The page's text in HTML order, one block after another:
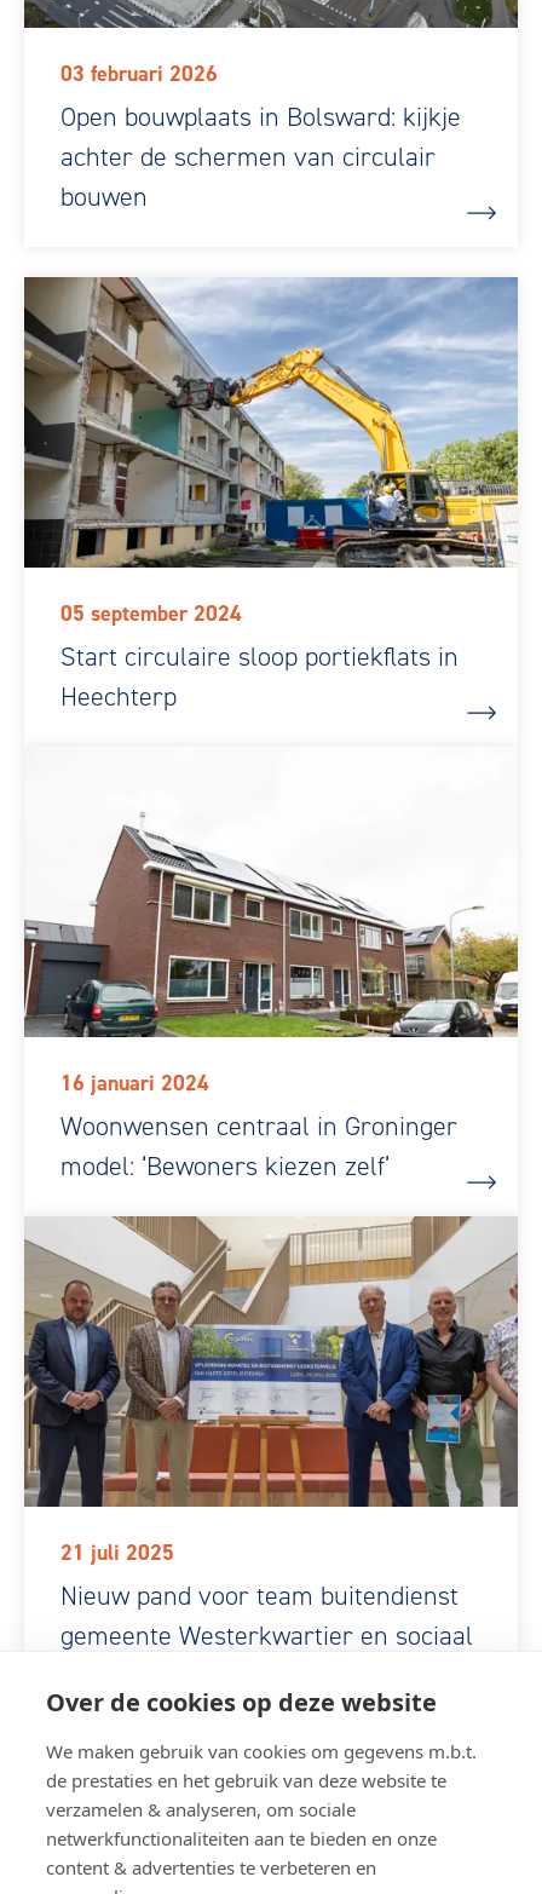
Over de cookies op deze website
We maken gebruik van cookies om gegevens m.b.t.
de prestaties en het gebruik van deze website te
verzamelen & analyseren, om sociale
netwerkfunctionaliteiten aan te bieden en onze
content & advertenties te verbeteren en
03 februari 2026
Open bouwplaats in Bolsward: kijkje
achter de schermen van circulair
bouwen
05 september 2024
Start circulaire sloop portiekflats in
Heechterp
16 januari 2024
Woonwensen centraal in Groninger
model: ‘Bewoners kiezen zelf’
21 juli 2025
Nieuw pand voor team buitendienst
gemeente Westerkwartier en sociaal
opgeleverd
Nieuws overzicht